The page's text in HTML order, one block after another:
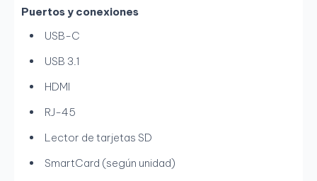
Puertos y conexiones
USB-C
USB 3.1
HDMI
RJ-45
Lector de tarjetas SD
SmartCard (según unidad)